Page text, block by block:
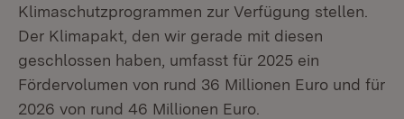
Klimaschutzprogrammen zur Verfügung stellen.
Der Klimapakt, den wir gerade mit diesen
geschlossen haben, umfasst für 2025 ein
Fördervolumen von rund 36 Millionen Euro und für
2026 von rund 46 Millionen Euro.